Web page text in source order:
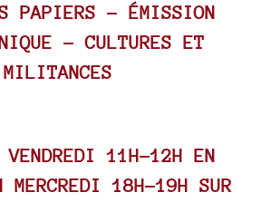
PAPIERS - ÉMISSION
- CULTURES ET
MILITANCES
VENDREDI 11H-12H EN
MERCREDI 18H-19H SUR